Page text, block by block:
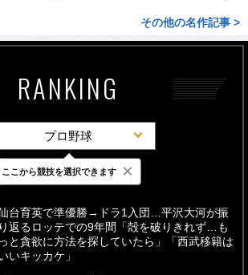
その他の名作記事 >
RANKING
プロ野球
最新 24時間 週間
台育英で準優勝→ドラ1入団…平沢大河が振
り返るロッテでの9年間「殻を破りきれず…も
っと貪欲に方法を探していたら」「西武移籍は
いキッカケ」
ここから競技を選択できます ×